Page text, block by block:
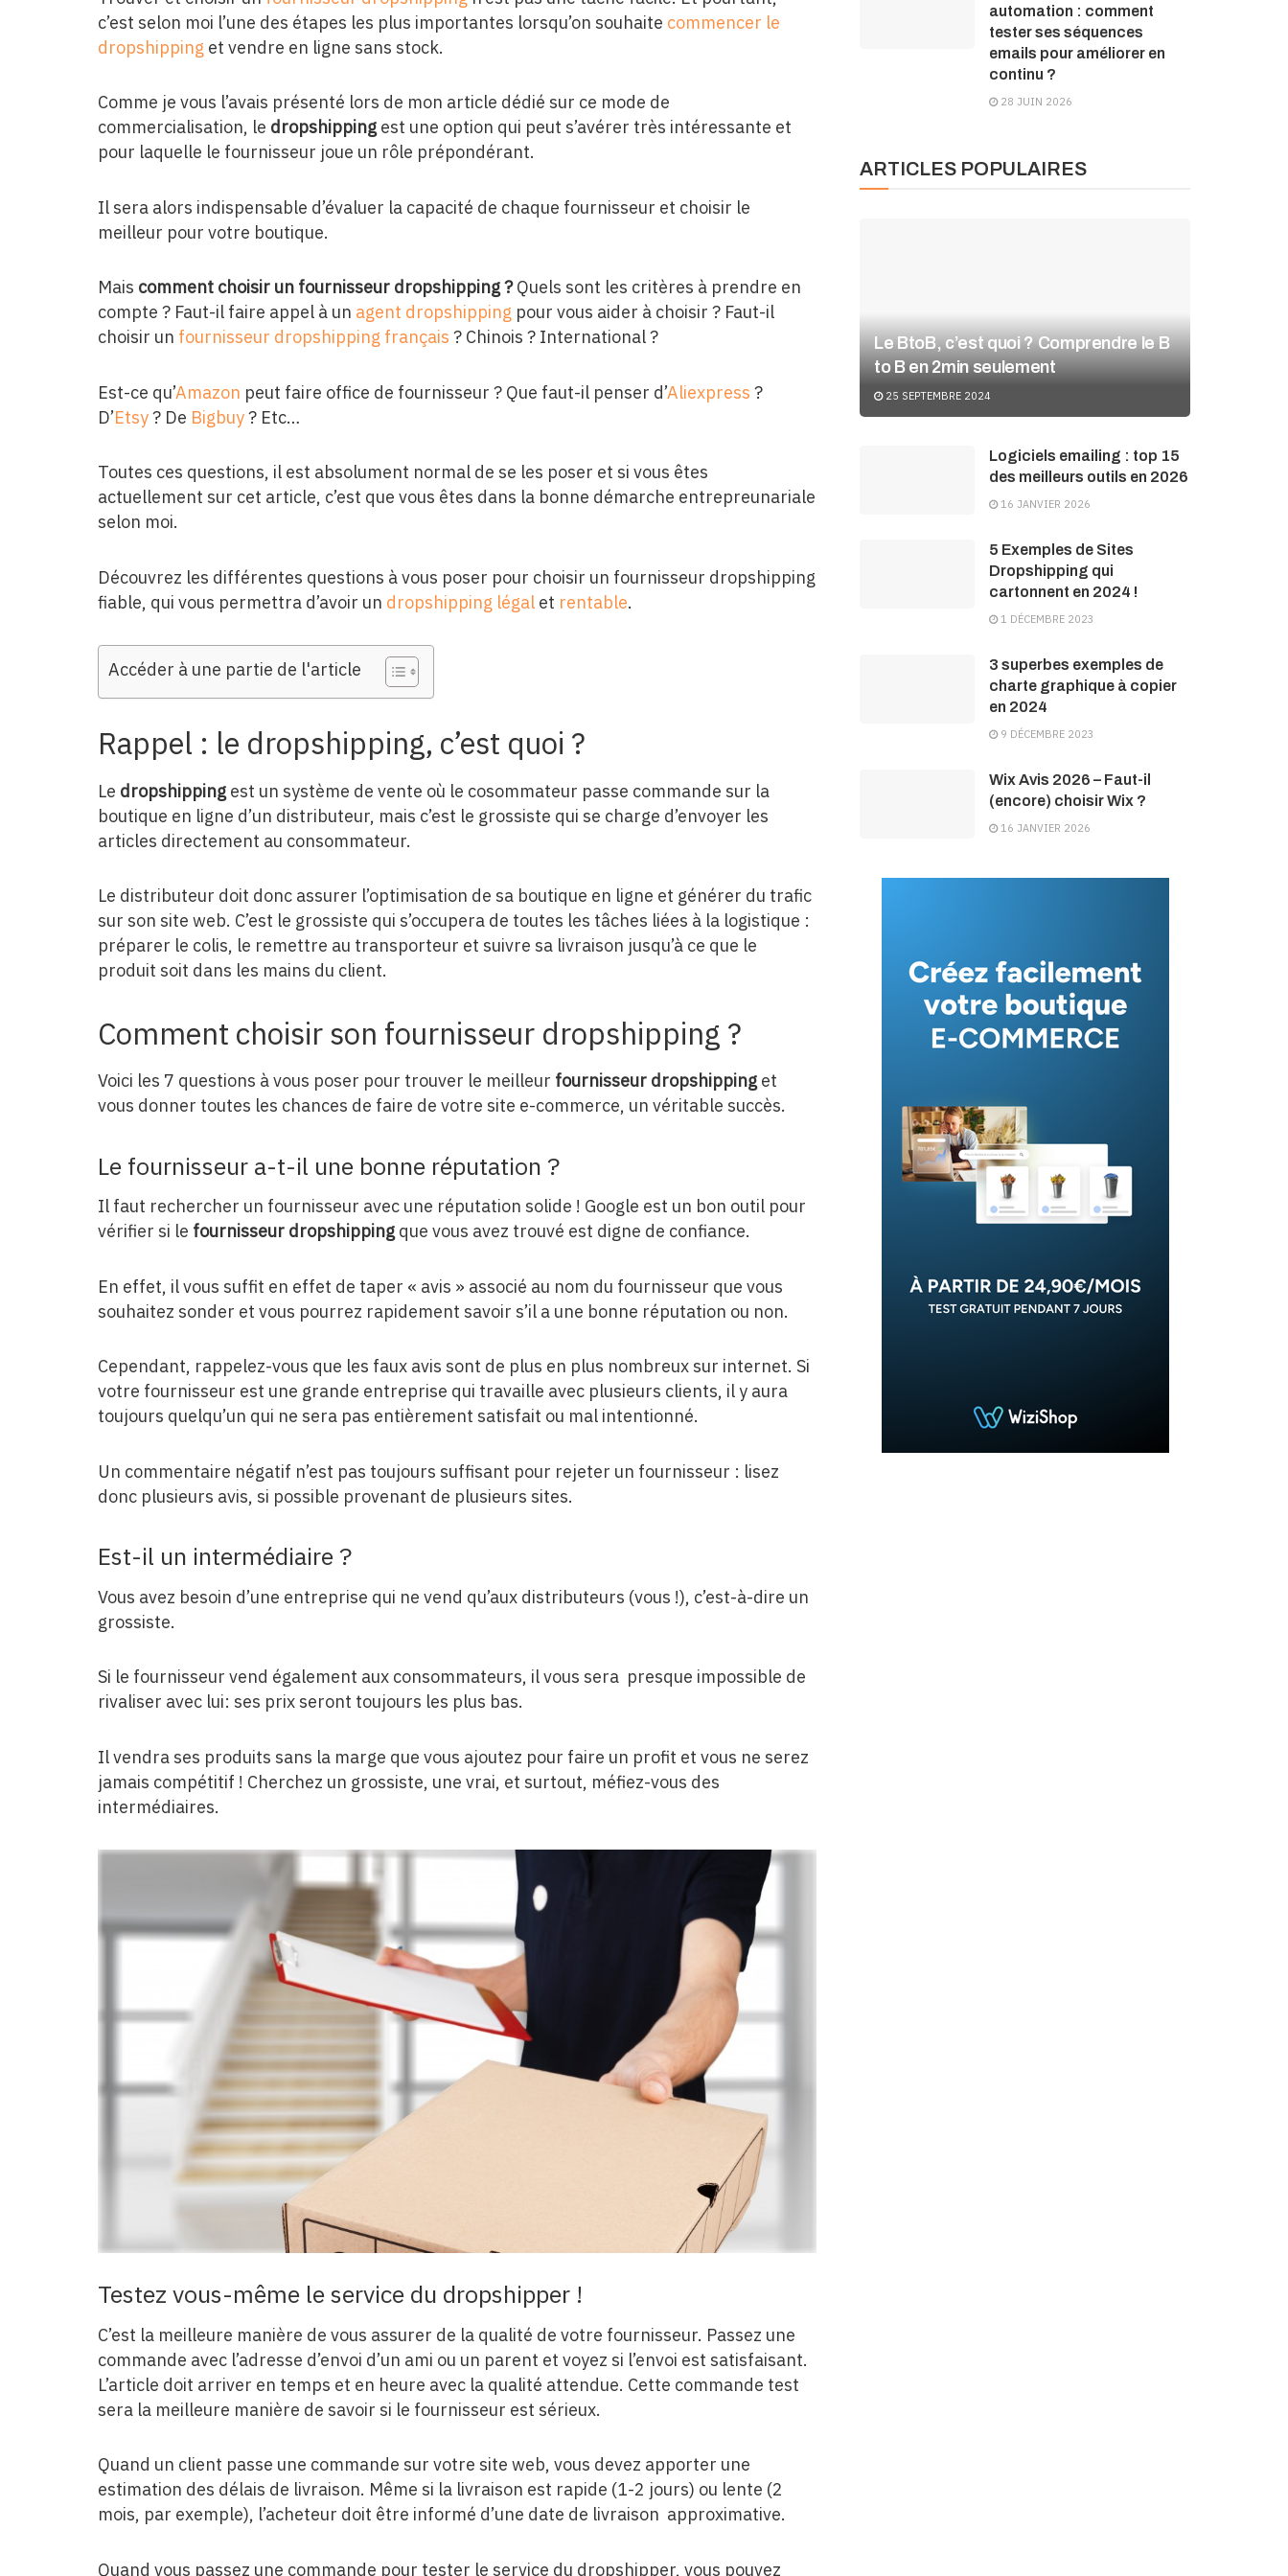
c’est selon moi l’une des étapes les plus importantes lorsqu’on souhaite commencer le
dropshipping et vendre en ligne sans stock.
Comme je vous l’avais présenté lors de mon article dédié sur ce mode de
commercialisation, le dropshipping est une option qui peut s’avérer très intéressante et
pour laquelle le fournisseur joue un rôle prépondérant.
Il sera alors indispensable d’évaluer la capacité de chaque fournisseur et choisir le
meilleur pour votre boutique.
Mais comment choisir un fournisseur dropshipping ?Quels sont les critères à prendre en
compte ? Faut-il faire appel à un agent dropshipping pour vous aider à choisir ? Faut-il
choisir un fournisseur dropshipping français ? Chinois ? International ?
Est-ce qu’Amazon peut faire office de fournisseur ? Que faut-il penser d’Aliexpress ?
D’Etsy? De Bigbuy? Etc…
Toutes ces questions, il est absolument normal de se les poser et si vous êtes
actuellement sur cet article, c’est que vous êtes dans la bonne démarche entrepreunariale
selon moi.
Découvrez les différentes questions à vous poser pour choisir un fournisseur dropshipping
fiable, qui vous permettra d’avoir un dropshipping légal et rentable.
Accéder à une partie de l'article
Rappel : le dropshipping, c’est quoi ?
Le dropshipping est un système de vente où le cosommateur passe commande sur la
boutique en ligne d’un distributeur, mais c’est le grossiste qui se charge d’envoyer les
articles directement au consommateur.
Le distributeur doit donc assurer l’optimisation de sa boutique en ligne et générer du trafic
sur son site web. C’est le grossiste qui s’occupera de toutes les tâches liées à la logistique :
préparer le colis, le remettre au transporteur et suivre sa livraison jusqu’à ce que le
produit soit dans les mains du client.
Comment choisir son fournisseur dropshipping ?
Voici les 7 questions à vous poser pour trouver le meilleur fournisseur dropshipping et
vous donner toutes les chances de faire de votre site e-commerce, un véritable succès.
Le fournisseur a-t-il une bonne réputation ?
Il faut rechercher un fournisseur avec une réputation solide ! Google est un bon outil pour
vérifier si le fournisseur dropshipping que vous avez trouvé est digne de confiance.
En effet, il vous suffit en effet de taper « avis » associé au nom du fournisseur que vous
souhaitez sonder et vous pourrez rapidement savoir s’il a une bonne réputation ou non.
Cependant, rappelez-vous que les faux avis sont de plus en plus nombreux sur internet. Si
votre fournisseur est une grande entreprise qui travaille avec plusieurs clients, il y aura
toujours quelqu’un qui ne sera pas entièrement satisfait ou mal intentionné.
Un commentaire négatif n’est pas toujours suffisant pour rejeter un fournisseur : lisez
donc plusieurs avis, si possible provenant de plusieurs sites.
Est-il un intermédiaire ?
Vous avez besoin d’une entreprise qui ne vend qu’aux distributeurs (vous !), c’est-à-dire un
grossiste.
Si le fournisseur vend également aux consommateurs, il vous sera presque impossible de
rivaliser avec lui: ses prix seront toujours les plus bas.
Il vendra ses produits sans la marge que vous ajoutez pour faire un profit et vous ne serez
jamais compétitif ! Cherchez un grossiste, une vrai, et surtout, méfiez-vous des
intermédiaires.
Testez vous-même le service du dropshipper !
C’est la meilleure manière de vous assurer de la qualité de votre fournisseur. Passez une
commande avec l’adresse d’envoi d’un ami ou un parent et voyez si l’envoi est satisfaisant.
L’article doit arriver en temps et en heure avec la qualité attendue. Cette commande test
sera la meilleure manière de savoir si le fournisseur est sérieux.
Quand un client passe une commande sur votre site web, vous devez apporter une
estimation des délais de livraison. Même si la livraison est rapide (1-2 jours) ou lente (2
mois, par exemple), l’acheteur doit être informé d’une date de livraison approximative.
Quand vous passez une commande pour tester le service du dropshipper, vous pouvez
automation : comment
tester ses séquences
emails pour améliorer en
continu ?
28 JUIN 2026
ARTICLES POPULAIRES
Le BtoB, c’est quoi ? Comprendre le B
to B en 2min seulement
25 SEPTEMBRE 2024
Logiciels emailing : top 15
des meilleurs outils en 2026
16 JANVIER 2026
5 Exemples de Sites
Dropshipping qui
cartonnent en 2024 !
1 DÉCEMBRE 2023
3 superbes exemples de
charte graphique à copier
en 2024
9 DÉCEMBRE 2023
Wix Avis 2026 – Faut-il
(encore) choisir Wix ?
16 JANVIER 2026